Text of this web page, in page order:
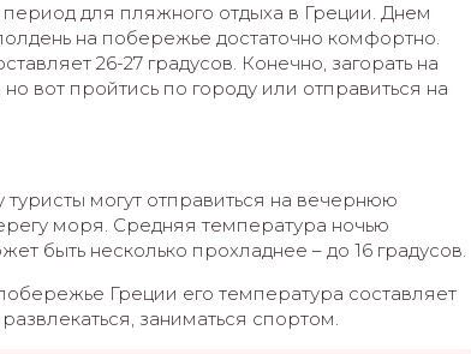
для пляжного отдыха в Греции. Днем
на побережье достаточно комфортно.
26-27 градусов. Конечно, загорать на
вот пройтись по городу или отправиться на
могут отправиться на вечернюю
моря. Средняя температура ночью
быть несколько прохладнее – до 16 градусов.
Греции его температура составляет
заниматься спортом.